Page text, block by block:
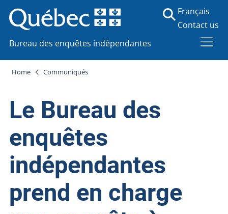
Bureau des enquêtes indépendantes
Français
Contact us
Home Communiqués
Le Bureau des
enquêtes
indépendantes
prend en charge